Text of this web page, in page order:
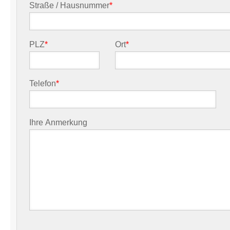
Straße / Hausnummer*
PLZ* Ort*
Telefon*
Ihre Anmerkung